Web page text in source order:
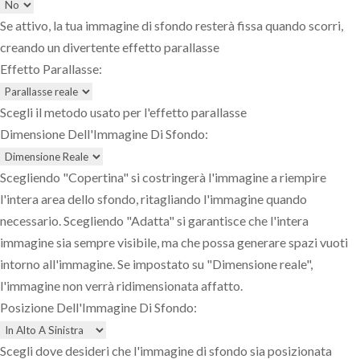
Se attivo, la tua immagine di sfondo resterà fissa quando scorri,
creando un divertente effetto parallasse
Effetto Parallasse:
Scegli il metodo usato per l'effetto parallasse
Dimensione Dell'Immagine Di Sfondo:
Scegliendo "Copertina" si costringerà l'immagine a riempire
l'intera area dello sfondo, ritagliando l'immagine quando
necessario. Scegliendo "Adatta" si garantisce che l'intera
immagine sia sempre visibile, ma che possa generare spazi vuoti
intorno all'immagine. Se impostato su "Dimensione reale",
l'immagine non verrà ridimensionata affatto.
Posizione Dell'Immagine Di Sfondo:
Scegli dove desideri che l'immagine di sfondo sia posizionata